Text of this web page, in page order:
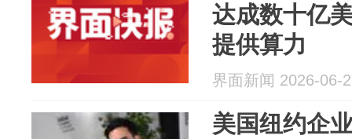
达成数十亿
提供算力
界面新闻 2026-06-
美国纽约企